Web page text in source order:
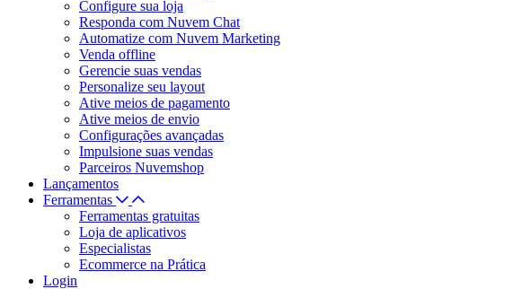
Configure sua loja
Responda com Nuvem Chat
Automatize com Nuvem Marketing
Venda offline
Gerencie suas vendas
Personalize seu layout
Ative meios de pagamento
Ative meios de envio
Configurações avançadas
Impulsione suas vendas
Parceiros Nuvemshop
Lançamentos
Ferramentas
Ferramentas gratuitas
Loja de aplicativos
Especialistas
Ecommerce na Prática
Login